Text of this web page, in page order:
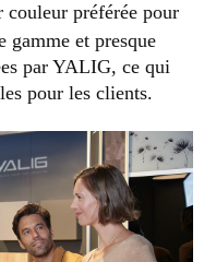
couleur préférée pour
gamme et presque
par YALIG, ce qui
pour les clients.